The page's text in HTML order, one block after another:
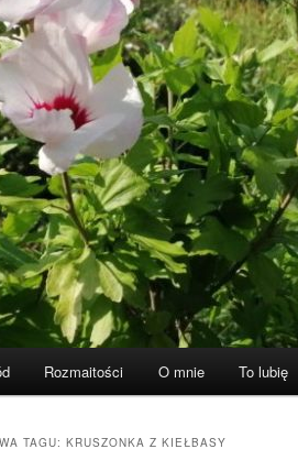
Rozmaitości O mnie To lubię
TAGU: KRUSZONKA Z KIEŁBASY